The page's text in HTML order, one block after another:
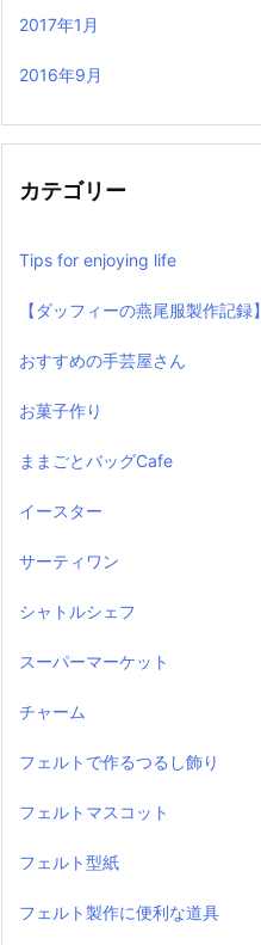
2017年1月
2016年9月
カテゴリー
Tips for enjoying life
【ダッフィーの燕尾服製作記録】
おすすめの手芸屋さん
お菓子作り
ままごとバッグCafe
イースター
サーティワン
シャトルシェフ
スーパーマーケット
チャーム
フェルトで作るつるし飾り
フェルトマスコット
フェルト型紙
フェルト製作に便利な道具